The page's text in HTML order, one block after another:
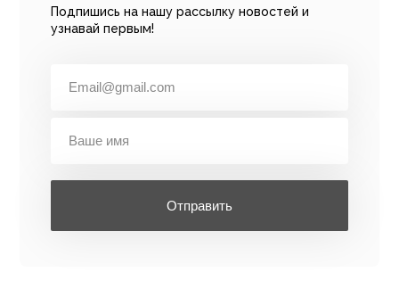
Подпишись на нашу рассылку новостей и
узнавай первым!
Отправить